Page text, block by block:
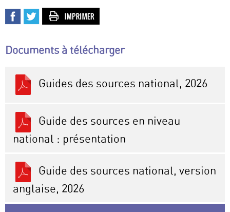
Documents à télécharger
Guides des sources national, 2026
Guide des sources en niveau
national : présentation
Guide des sources national, version
anglaise, 2026